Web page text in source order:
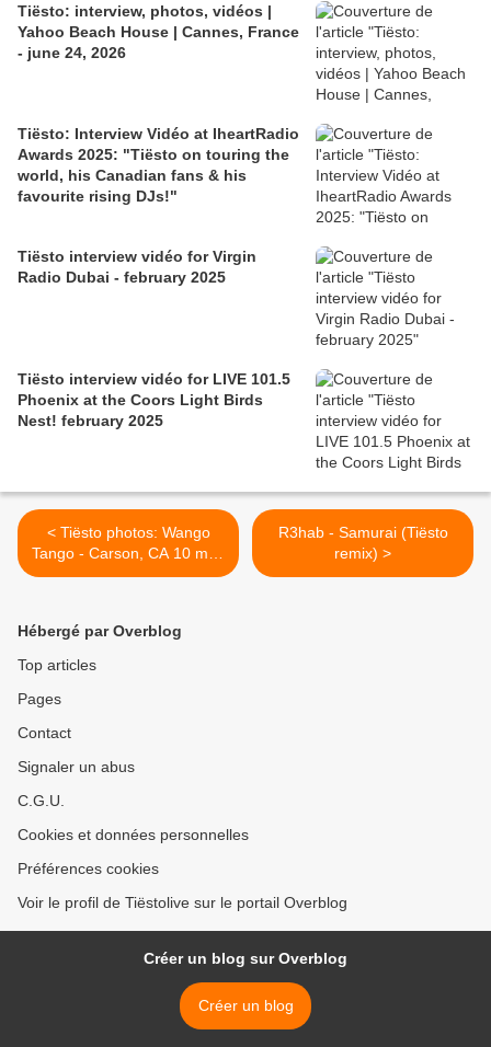
Tiësto: interview, photos, vidéos |
Yahoo Beach House | Cannes, France
- june 24, 2026
Tiësto: Interview Vidéo at IheartRadio
Awards 2025: "Tiësto on touring the
world, his Canadian fans & his
favourite rising DJs!"
Tiësto interview vidéo for Virgin
Radio Dubai - february 2025
Tiësto interview vidéo for LIVE 101.5
Phoenix at the Coors Light Birds
Nest! february 2025
< Tiësto photos: Wango
Tango - Carson, CA 10 may
2014
R3hab - Samurai (Tiësto
remix) >
Hébergé par Overblog
Top articles
Pages
Contact
Signaler un abus
C.G.U.
Cookies et données personnelles
Préférences cookies
Voir le profil de Tiëstolive sur le portail Overblog
Créer un blog sur Overblog
Créer un blog